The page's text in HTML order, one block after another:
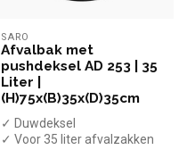
SARO
Afvalbak met
pushdeksel AD 253 | 35
Liter |
(H)75x(B)35x(D)35cm
✓ Duwdeksel
✓ Voor 35 liter afvalzakken